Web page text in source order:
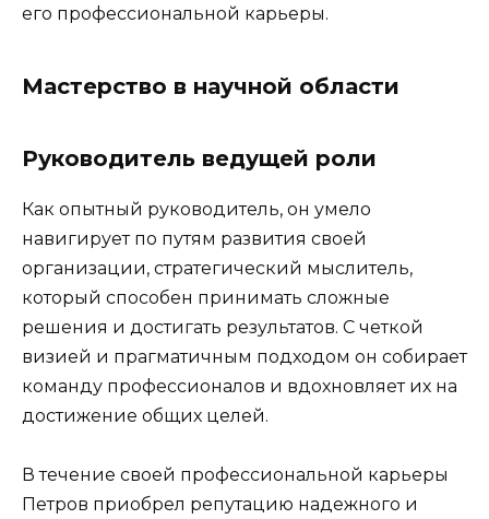
его профессиональной карьеры.
Мастерство в научной области
Руководитель ведущей роли
Как опытный руководитель, он умело
навигирует по путям развития своей
организации, стратегический мыслитель,
который способен принимать сложные
решения и достигать результатов. С четкой
визией и прагматичным подходом он собирает
команду профессионалов и вдохновляет их на
достижение общих целей.
В течение своей профессиональной карьеры
Петров приобрел репутацию надежного и